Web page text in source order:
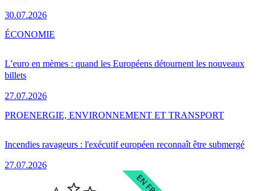
30.07.2026
L’euro en mèmes : quand les Européens détournent les nouveaux
billets
27.07.2026
ÉCONOMIE
Incendies ravageurs : l'exécutif européen reconnaît être submergé
27.07.2026
PROENERGIE, ENVIRONNEMENT ET TRANSPORT